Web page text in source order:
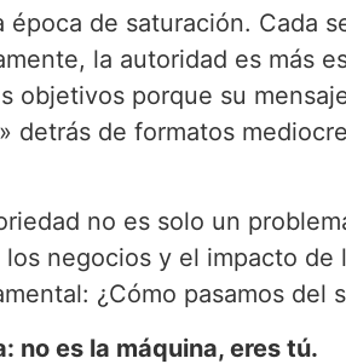
época de saturación. Cada
la autoridad es más
objetivos porque su
detrás de formatos
no es solo un
negocios y el impacto de
¿Cómo pasamos del
no es la máquina, eres tú.